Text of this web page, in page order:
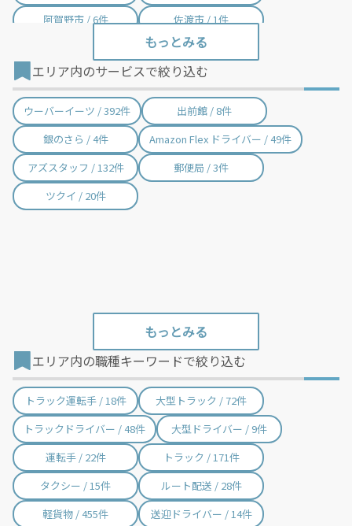
阿賀野市 / 6件
佐渡市 / 1件
南魚沼市 / 46件
胎内市 / 2件
聖籠町 / 2件
弥彦村 / 4件
田上町 / 2件
阿賀町 / 7件
出雲崎町 / 2件
湯沢町 / 6件
津南町 / 8件
刈羽村 / 2件
エリア内のサービスで絞り込む
ウーバーイーツ / 392件
出前館 / 8件
銀のさら / 4件
Amazon Flex ドライバー / 49件
アズスタッフ / 132件
郵便局 / 3件
ツクイ / 20件
エリア内の職種キーワードで絞り込む
トラック運転手 / 18件
大型トラック / 72件
トラックドライバー / 48件
大型ドライバー / 9件
運転手 / 22件
トラック / 171件
タクシー / 15件
ルート配送 / 28件
軽貨物 / 455件
送迎ドライバー / 14件